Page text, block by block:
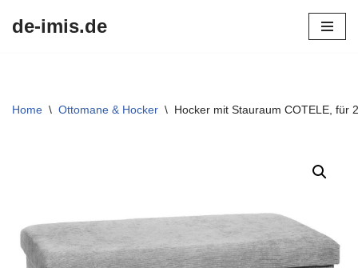
de-imis.de
Home \ Ottomane & Hocker \ Hocker mit Stauraum COTELE, für